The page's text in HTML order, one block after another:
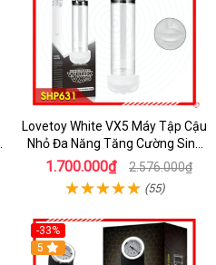
Lovetoy White VX5 Máy Tập Cậu
Nhỏ Đa Năng Tăng Cường Sinh
Lý Hot
1.700.000₫ 2.576.000₫
(55)
-33%
5